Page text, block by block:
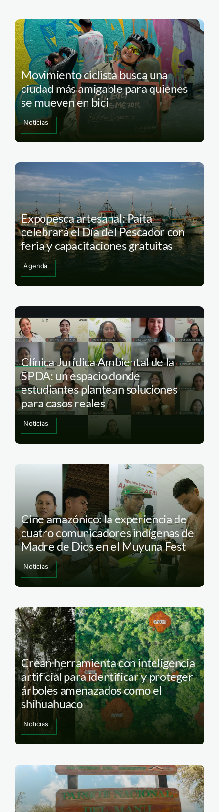
Movimiento ciclista busca una
ciudad más amigable para quienes
se mueven en bici
Noticias
Expopesca artesanal: Paita
celebrará el Día del Pescador con
feria y capacitaciones gratuitas
Agenda
Clínica Jurídica Ambiental de la
SPDA: un espacio donde
estudiantes plantean soluciones
para casos reales
Noticias
Cine amazónico: la experiencia de
cuatro comunicadores indígenas de
Madre de Dios en el Muyuna Fest
Noticias
Crean herramienta con inteligencia
artificial para identificar y proteger
árboles amenazados como el
shihuahuaco
Noticias